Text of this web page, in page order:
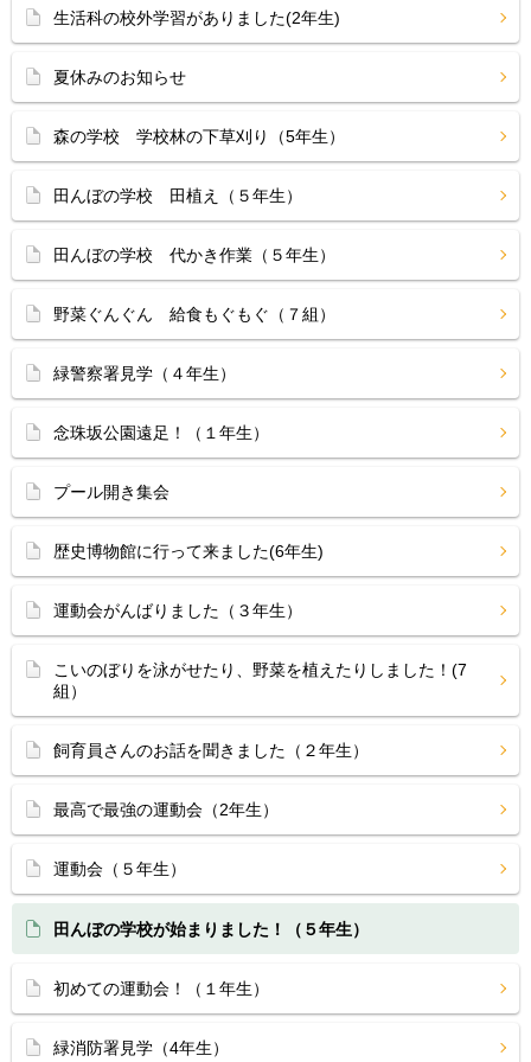
生活科の校外学習がありました(2年生)
夏休みのお知らせ
森の学校 学校林の下草刈り（5年生）
田んぼの学校 田植え（５年生）
田んぼの学校 代かき作業（５年生）
野菜ぐんぐん 給食もぐもぐ（７組）
緑警察署見学（４年生）
念珠坂公園遠足！（１年生）
プール開き集会
歴史博物館に行って来ました(6年生)
運動会がんばりました（３年生）
こいのぼりを泳がせたり、野菜を植えたりしました！(7
組）
飼育員さんのお話を聞きました（２年生）
最高で最強の運動会（2年生）
運動会（５年生）
田んぼの学校が始まりました！（５年生）
初めての運動会！（１年生）
緑消防署見学（4年生）